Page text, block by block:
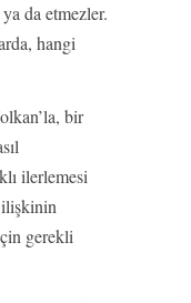
da etmezler.
hangi
bir
ilerlemesi
ilişkinin
gerekli